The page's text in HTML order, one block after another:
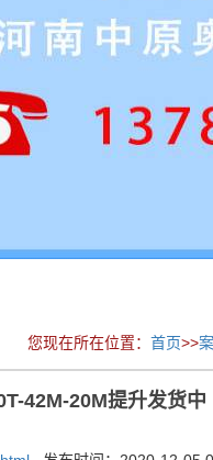
您现在所在位置： 首页>>
42M-20M提升发货中